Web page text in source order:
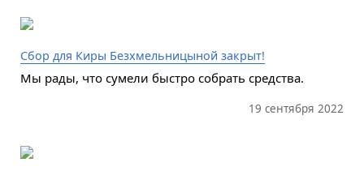
Сбор для Киры Безхмельницыной закрыт!
Мы рады, что сумели быстро собрать средства.
19 сентября 2022